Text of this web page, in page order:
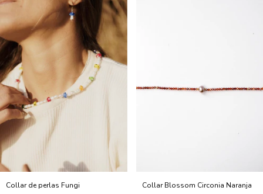
Collar de perlas Fungi Collar Blossom Circonia Naranja